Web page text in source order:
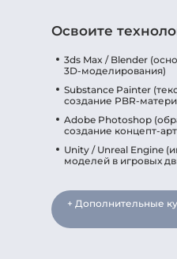
Освоите
3ds Max / Blender
3D-моделирования)
Substance Painter
создание PBR-
Adobe Photoshop
создание концепт-
Unity / Unreal Engine
моделей в игровых
+ Дополнительные